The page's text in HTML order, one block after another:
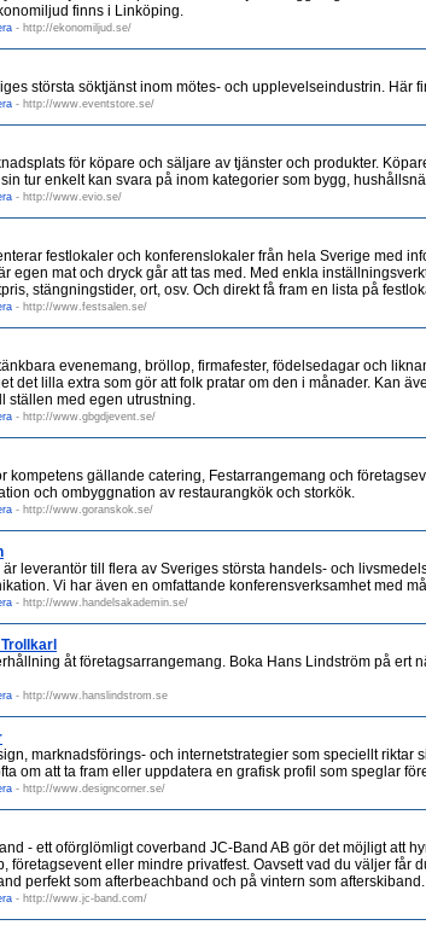
finns i Linköping.
- http://ekonomiljud.se/
största söktjänst inom mötes- och upplevelseindustrin. Här
- http://www.eventstore.se/
för köpare och säljare av tjänster och produkter.
tur enkelt kan svara på inom kategorier som bygg,
- http://www.evio.se/
festlokaler och konferenslokaler från hela Sverige med
egen mat och dryck går att tas med. Med enkla
stängningstider, ort, osv. Och direkt få fram en lista på
- http://www.festsalen.se/
evenemang, bröllop, firmafester, födelsedagar och
det lilla extra som gör att folk pratar om den i månader. Kan
ställen med egen utrustning.
- http://www.gbgdjevent.se/
kompetens gällande catering, Festarrangemang och
och ombyggnation av restaurangkök och storkök.
- http://www.goranskok.se/
leverantör till flera av Sveriges största handels- och
Vi har även en omfattande konferensverksamhet med
- http://www.handelsakademin.se/
åt företagsarrangemang. Boka Hans Lindström på ert
- http://www.hanslindstrom.se
marknadsförings- och internetstrategier som speciellt riktar
om att ta fram eller uppdatera en grafisk profil som speglar
- http://www.designcorner.se/
- ett oförglömligt coverband JC-Band AB gör det möjligt att
företagsevent eller mindre privatfest. Oavsett vad du väljer får
perfekt som afterbeachband och på vintern som afterskiband.
- http://www.jc-band.com/